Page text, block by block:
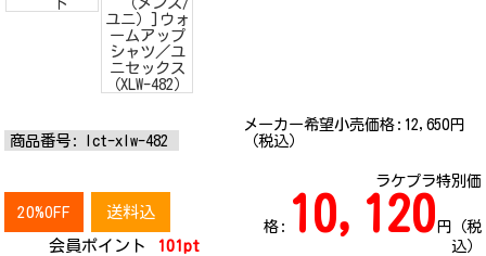
商品番号: lct-xlw-482
メーカー希望小売価格: 12,650円
（税込）
20%OFF 送料込
会員ポイント 101pt
ラケプラ特別価
格: 10,120円（税
込）